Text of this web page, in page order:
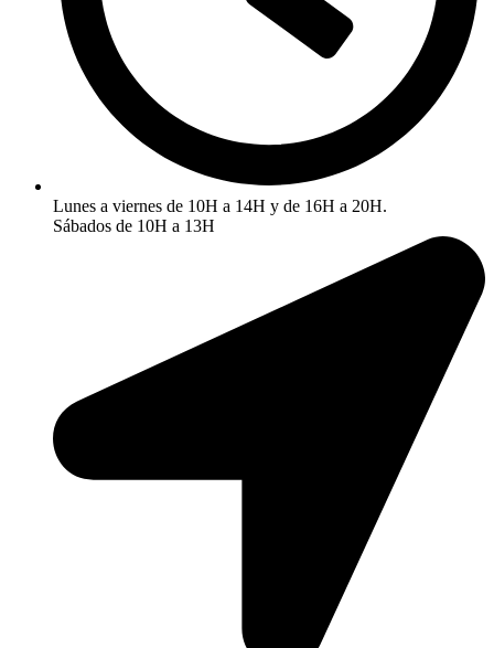
Lunes a viernes de 10H a 14H y de 16H a 20H.
Sábados de 10H a 13H